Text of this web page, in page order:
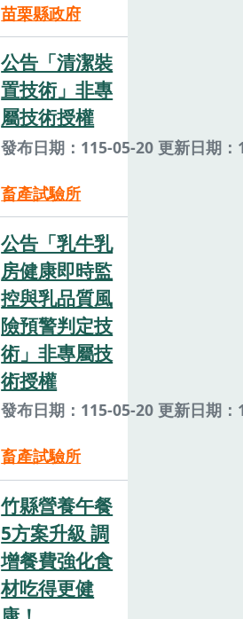
苗栗縣政府
公告「清潔裝
置技術」非專
屬技術授權
發布日期：115-05-20 更新日期
畜產試驗所
公告「乳牛乳
房健康即時監
控與乳品質風
險預警判定技
術」非專屬技
術授權
發布日期：115-05-20 更新日期
畜產試驗所
竹縣營養午餐
5方案升級 調
增餐費強化食
材吃得更健